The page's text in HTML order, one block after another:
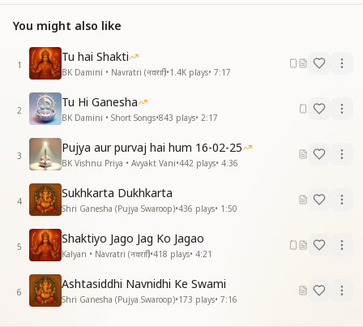
गाणचतुराय गाणप्राणाय
गाणातरात्मने
गाणउत्सुकाय गाणमणसाय
गाणउत्सुक मनसे
गुरुपुजितय गुरुदेवताय
गुरू कुल स्थायीने
गुरू विक्रमाय नी हे प्रवनाय
गुरू ही गुरू गुर्वे
गुरू दैत्य कला क्षेत्रे
गुरूधैम सदा नाथाय
गुरू पुत्र परितात्री
गुरू पाखंड खंड काय
एक ताराय एक दंताय
गीत गोत्राय धीमहि
गुढ कल्पाय गंध मस्काय
गो जय प्रदाय धीमहि
गुणातीताय गुणाधिशाय
गुण प्रवेशताय धीमहि
You might also like
1
Tu hai Shakti
BK Damini • Navratri (नवरात्रि)•1.4K plays• 7:17
2
Tu Hi Ganesha
BK Damini • Short Songs•843 plays• 2:17
3
Pujya aur purvaj hai hum 16-02-25
BK Vishnu Priya • Avyakt Vani•442 plays• 4:36
4
Sukhkarta Dukhkarta
Shri Ganesha (Pujya Swaroop)•436 plays• 1:50
5
Shaktiyo Jago Jag Ko Jagao
Kalyan • Navratri (नवरात्रि)•418 plays• 4:21
6
Ashtasiddhi Navnidhi Ke Swami
Shri Ganesha (Pujya Swaroop)•173 plays• 7:16